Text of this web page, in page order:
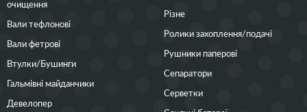
очищення
Вали тефлонові
Вали фетрові
Втулки/Бушинги
Гальмівні майданчики
Девелопер
Різне
Ролики захоплення/подачі
Рушники паперові
Сепаратори
Серветки